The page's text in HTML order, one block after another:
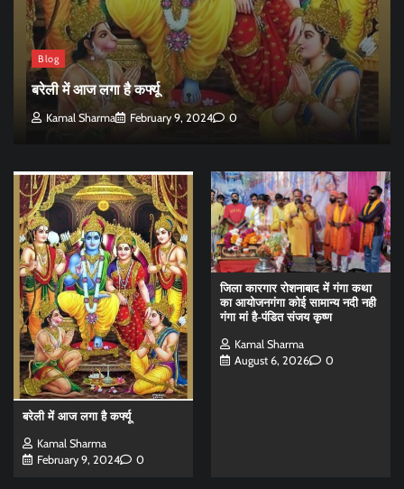
Blog
बरेली में आज लगा है कर्फ्यू
Kamal Sharma February 9, 2024 0
बरेली में आज लगा है कर्फ्यू
Kamal Sharma
February 9, 2024
0
जिला कारगार रोशनाबाद में गंगा कथा
का आयोजनगंगा कोई सामान्य नदी नही
गंगा मां है-पंडित संजय कृष्ण
Kamal Sharma
August 6, 2026
0